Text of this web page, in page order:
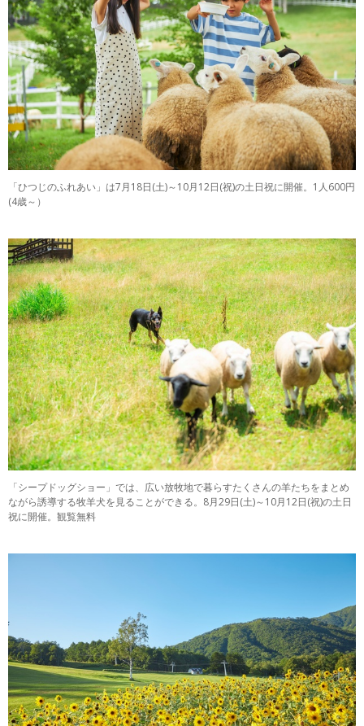
「ひつじのふれあい」は7月18日(土)～10月12日(祝)の土日祝に開催。1人600円
(4歳～）
「シープドッグショー」では、広い放牧地で暮らすたくさんの羊たちをまとめ
ながら誘導する牧羊犬を見ることができる。8月29日(土)～10月12日(祝)の土日
祝に開催。観覧無料